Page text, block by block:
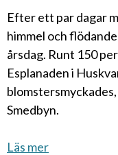
Efter ett par dagar
himmel och
årsdag. Runt 150
Esplanaden i
Smedbyn.
Läs mer